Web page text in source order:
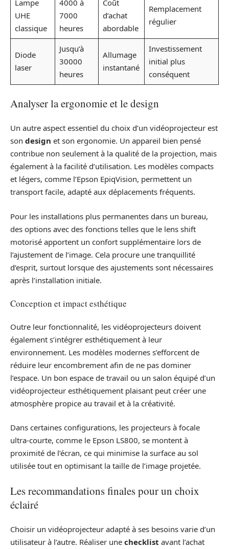
Lampe
UHE
classique
4000 à
7000
heures
Coût
d’achat
abordable
Remplacement
régulier
Diode
laser
Jusqu’à
30000
heures
Allumage
instantané
Investissement
initial plus
conséquent
Analyser la ergonomie et le design
Un autre aspect essentiel du choix d’un vidéoprojecteur est
son design et son ergonomie. Un appareil bien pensé
contribue non seulement à la qualité de la projection, mais
également à la facilité d’utilisation. Les modèles compacts
et légers, comme l’Epson EpiqVision, permettent un
transport facile, adapté aux déplacements fréquents.
Pour les installations plus permanentes dans un bureau,
des options avec des fonctions telles que le lens shift
motorisé apportent un confort supplémentaire lors de
l’ajustement de l’image. Cela procure une tranquillité
d’esprit, surtout lorsque des ajustements sont nécessaires
après l’installation initiale.
Conception et impact esthétique
Outre leur fonctionnalité, les vidéoprojecteurs doivent
également s’intégrer esthétiquement à leur
environnement. Les modèles modernes s’efforcent de
réduire leur encombrement afin de ne pas dominer
l’espace. Un bon espace de travail ou un salon équipé d’un
vidéoprojecteur esthétiquement plaisant peut créer une
atmosphère propice au travail et à la créativité.
Dans certaines configurations, les projecteurs à focale
ultra-courte, comme le Epson LS800, se montent à
proximité de l’écran, ce qui minimise la surface au sol
utilisée tout en optimisant la taille de l’image projetée.
Les recommandations finales pour un choix
éclairé
Choisir un vidéoprojecteur adapté à ses besoins varie d’un
utilisateur à l’autre. Réaliser une checklist avant l’achat